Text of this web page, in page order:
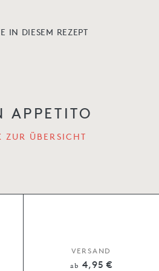
IN DIESEM REZEPT
APPETITO
ZUR ÜBERSICHT
VERSAND
ab 4,95 €